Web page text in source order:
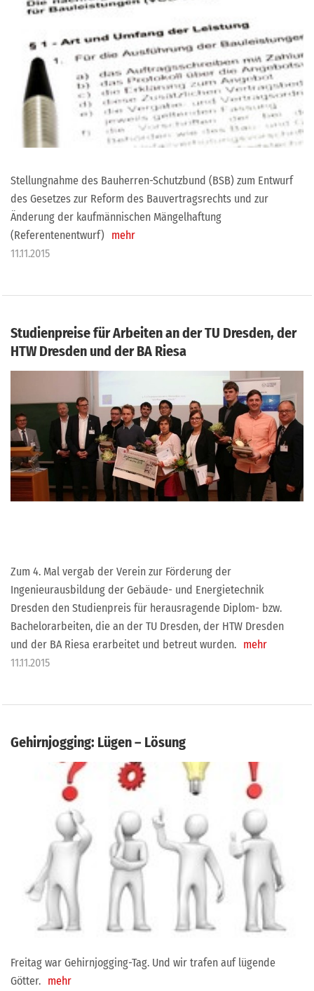
Stellungnahme des Bauherren-Schutzbund (BSB) zum Entwurf
des Gesetzes zur Reform des Bauvertragsrechts und zur
Änderung der kaufmännischen Mängelhaftung
(Referentenentwurf) mehr
11.11.2015
Studienpreise für Arbeiten an der TU Dresden, der
HTW Dresden und der BA Riesa
Zum 4. Mal vergab der Verein zur Förderung der
Ingenieurausbildung der Gebäude- und Energietechnik
Dresden den Studienpreis für herausragende Diplom- bzw.
Bachelorarbeiten, die an der TU Dresden, der HTW Dresden
und der BA Riesa erarbeitet und betreut wurden. mehr
11.11.2015
Gehirnjogging: Lügen – Lösung
Freitag war Gehirnjogging-Tag. Und wir trafen auf lügende
Götter. mehr